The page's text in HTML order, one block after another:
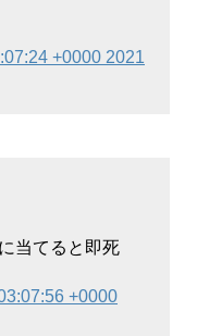
+0000 2021
当てると即死
+0000